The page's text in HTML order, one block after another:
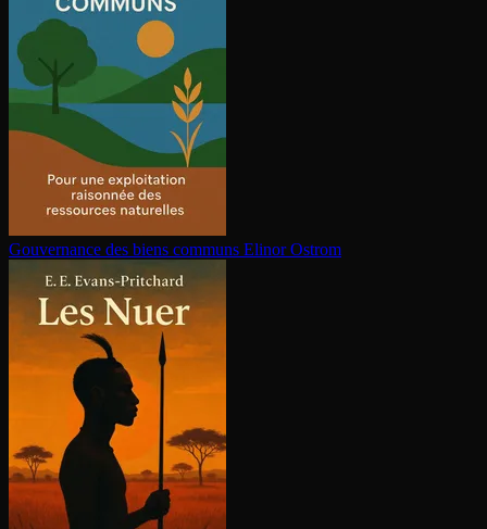
Gouvernance des biens communs Elinor Ostrom